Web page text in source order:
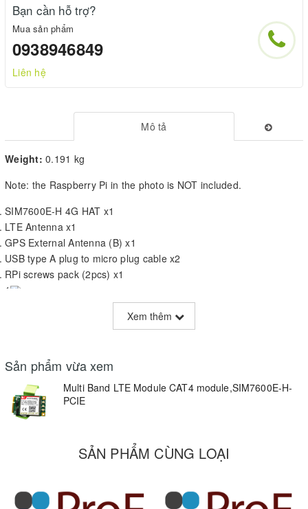
Bạn cần hỗ trợ?
Mua sản phẩm
0938946849
Liên hệ
Mô tả
Weight: 0.191 kg
Note: the Raspberry Pi in the photo is NOT included.
SIM7600E-H 4G HAT x1
LTE Antenna x1
GPS External Antenna (B) x1
USB type A plug to micro plug cable x2
RPi screws pack (2pcs) x1
1
4
4G/3G/2G/GSM/GPRS/GNSS HAT for Raspberry Pi, Based on
Applicable Region
Xem thêm
Sản phẩm vừa xem
Multi Band LTE Module CAT4 module,SIM7600E-H-
PCIE
SẢN PHẨM CÙNG LOẠI